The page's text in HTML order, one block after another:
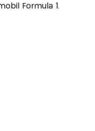
Formula 1.